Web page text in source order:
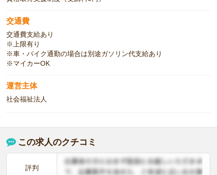
交通費
交通費支給あり
※上限有り
※車・バイク通勤の場合は別途ガソリン代支給あり
※マイカーOK
運営主体
社会福祉法人
この求人のクチコミ
評判